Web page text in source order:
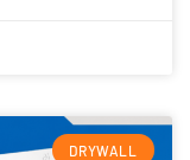
DRYWALL